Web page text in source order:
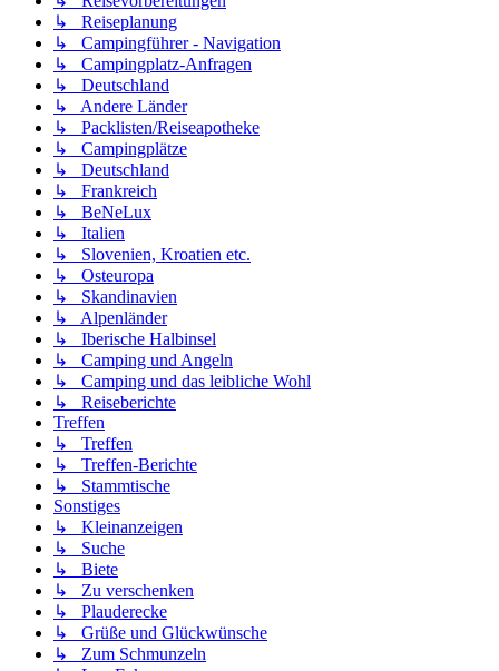
↳ Reiseplanung
↳ Campingführer - Navigation
↳ Campingplatz-Anfragen
↳ Deutschland
↳ Andere Länder
↳ Packlisten/Reiseapotheke
↳ Campingplätze
↳ Deutschland
↳ Frankreich
↳ BeNeLux
↳ Italien
↳ Slovenien, Kroatien etc.
↳ Osteuropa
↳ Skandinavien
↳ Alpenländer
↳ Iberische Halbinsel
↳ Camping und Angeln
↳ Camping und das leibliche Wohl
↳ Reiseberichte
Treffen
↳ Treffen
↳ Treffen-Berichte
↳ Stammtische
Sonstiges
↳ Kleinanzeigen
↳ Suche
↳ Biete
↳ Zu verschenken
↳ Plauderecke
↳ Grüße und Glückwünsche
↳ Zum Schmunzeln